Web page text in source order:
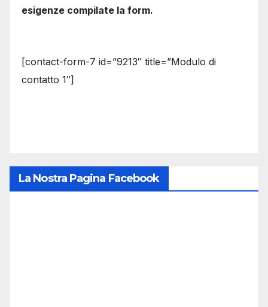
esigenze compilate la form.
[contact-form-7 id=”9213″ title=”Modulo di
contatto 1″]
La Nostra Pagina Facebook